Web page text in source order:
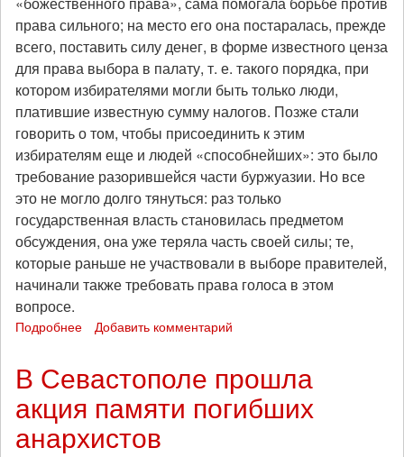
права сильного; на место его она постаралась, прежде
всего, поставить силу денег, в форме известного ценза
для права выбора в палату, т. е. такого порядка, при
котором избирателями могли быть только люди,
платившие известную сумму налогов. Позже стали
говорить о том, чтобы присоединить к этим
избирателям еще и людей «способнейших»: это было
требование разорившейся части буржуазии. Но все
это не могло долго тянуться: раз только
государственная власть становилась предметом
обсуждения, она уже теряла часть своей силы; те,
которые раньше не участвовали в выборе правителей,
начинали также требовать права голоса в этом
вопросе.
Подробнее
Государственная
Добавить комментарий
В Севастополе прошла
акция памяти погибших
анархистов